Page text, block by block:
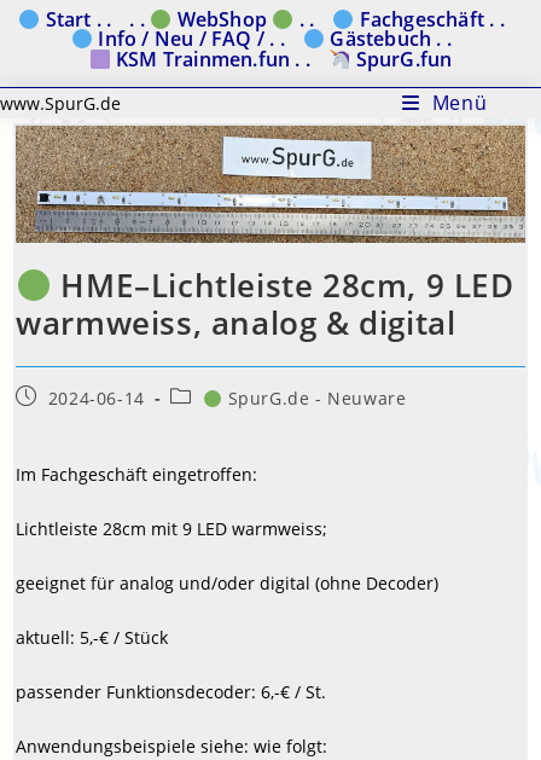
Zum Start . . . . WebShop . . Fachgeschäft . .
Info / Neu / FAQ / . . Gästebuch . .
KSM Trainmen.fun . . SpurG.fun
www.SpurG.de Menü
HME–Lichtleiste 28cm, 9 LED
warmweiss, analog & digital
Beitrag2024-06-14
Beitrags-SpurG.de - Neuware
Im Fachgeschäft eingetroffen:
Lichtleiste 28cm mit 9 LED warmweiss;
geeignet für analog und/oder digital (ohne Decoder)
aktuell: 5,-€ / Stück
passender Funktionsdecoder: 6,-€ / St.
Anwendungsbeispiele siehe: wie folgt: